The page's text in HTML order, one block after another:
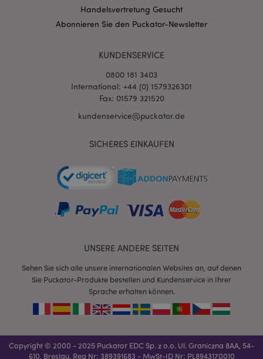
Handelsvertretung Gesucht
Abonnieren Sie den Puckator-Newsletter
KUNDENSERVICE
0800 181 3403
International: +44 (0) 1579326301
Fax: 01579 321520
kundenservice@puckator.de
SICHERES EINKAUFEN
UNSERE ANDERE SEITEN
Sehen Sie sich alle unsere internationalen Websites an, auf denen
Sie Puckator-Produkte bestellen und Kundenservice in Ihrer
Sprache erhalten können.
Copyright © 2000 - 2025 Puckator EDC Sp. z o.o. Ul. Graniczna 8AA, 54-
610, Breslau. Reg Nr: 389391683 - MwSt-ID Nr: PL8943170010
PHPSESSID
PHP.net
mage-messages
www.puckator.de
mage-cache-sessid
www.puckator.de
Datenschutzbestimmungen von Google